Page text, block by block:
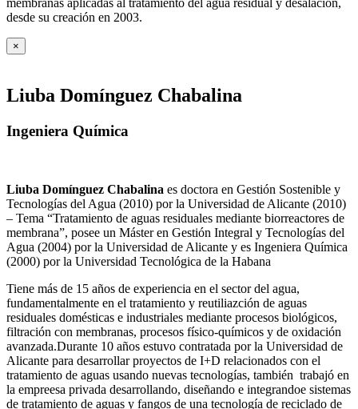
membranas aplicadas al tratamiento del agua residual y desalación,
desde su creación en 2003.
×
Liuba Domínguez Chabalina
Ingeniera Química
Liuba Domínguez Chabalina es doctora en Gestión Sostenible y
Tecnologías del Agua (2010) por la Universidad de Alicante (2010)
– Tema “Tratamiento de aguas residuales mediante biorreactores de
membrana”, posee un Máster en Gestión Integral y Tecnologías del
Agua (2004) por la Universidad de Alicante y es Ingeniera Química
(2000) por la Universidad Tecnológica de la Habana
Tiene más de 15 años de experiencia en el sector del agua,
fundamentalmente en el tratamiento y reutiliazción de aguas
residuales domésticas e industriales mediante procesos biológicos,
filtración con membranas, procesos físico-químicos y de oxidación
avanzada.Durante 10 años estuvo contratada por la Universidad de
Alicante para desarrollar proyectos de I+D relacionados con el
tratamiento de aguas usando nuevas tecnologías, también trabajó en
la empreesa privada desarrollando, diseñando e integrandoe sistemas
de tratamiento de aguas y fangos de una tecnología de reciclado de